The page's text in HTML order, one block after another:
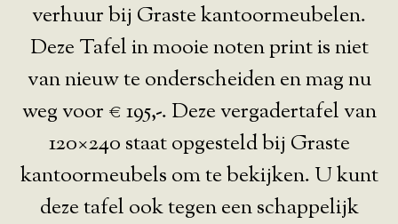
verhuur bij Graste kantoormeubelen.
Deze Tafel in mooie noten print is niet
van nieuw te onderscheiden en mag nu
weg voor € 195,-. Deze vergadertafel van
120×240 staat opgesteld bij Graste
kantoormeubels om te bekijken. U kunt
deze tafel ook tegen een schappelijk